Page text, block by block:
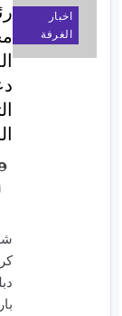
اخبار
الغرفة